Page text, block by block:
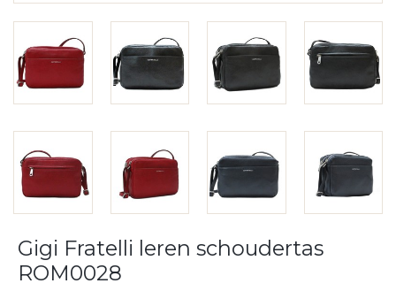
Gigi Fratelli leren schoudertas
ROM0028